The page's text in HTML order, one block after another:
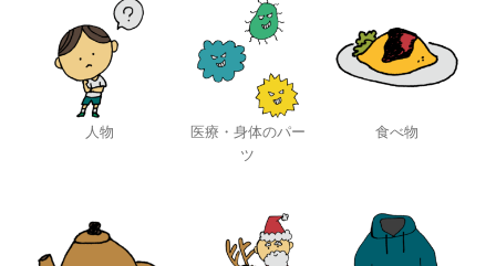
人物
医療・身体のパー
ツ
食べ物